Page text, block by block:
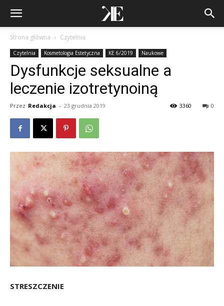
Strona główna Czytelnia
Czytelnia Kosmetologia Estetyczna KE 6/2019 Naukowe
Dysfunkcje seksualne a
leczenie izotretynoiną
Przez Redakcja - 23 grudnia 2019 0
3360
STRESZCZENIE